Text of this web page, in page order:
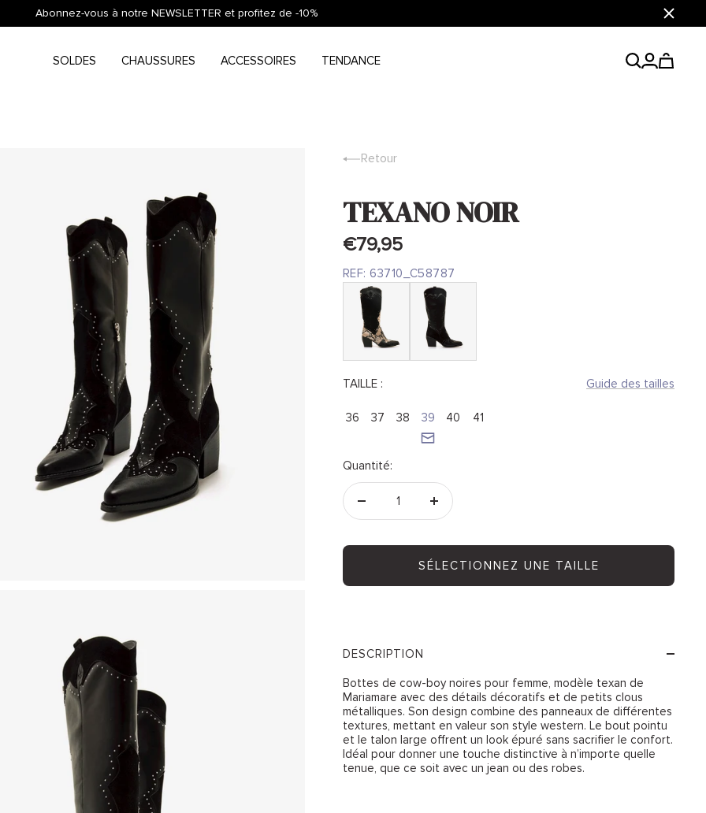
Abonnez-vous à notre NEWSLETTER et profitez de -10% Fermer
SOLDES CHAUSSURES ACCESSOIRES TENDANCE
Retour
TEXANO NOIR
€79,95
REF: 63710_C58787
TAILLE : Guide des tailles
36 37 38 39 40 41
Quantité:
Augmenter
SÉLECTIONNEZ UNE TAILLE
DESCRIPTION
Bottes de cow-boy noires pour femme, modèle texan de
Mariamare avec des détails décoratifs et de petits clous
métalliques. Son design combine des panneaux de différentes
textures, mettant en valeur son style western. Le bout pointu
et le talon large offrent un look épuré sans sacrifier le confort.
Idéal pour donner une touche distinctive à n’importe quelle
tenue, que ce soit avec un jean ou des robes.